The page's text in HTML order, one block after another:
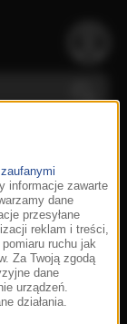
informacje zawarte
dane
przesyłane
reklam i treści,
ruchu jak
Za Twoją zgodą
dane
urządzeń.
działania.